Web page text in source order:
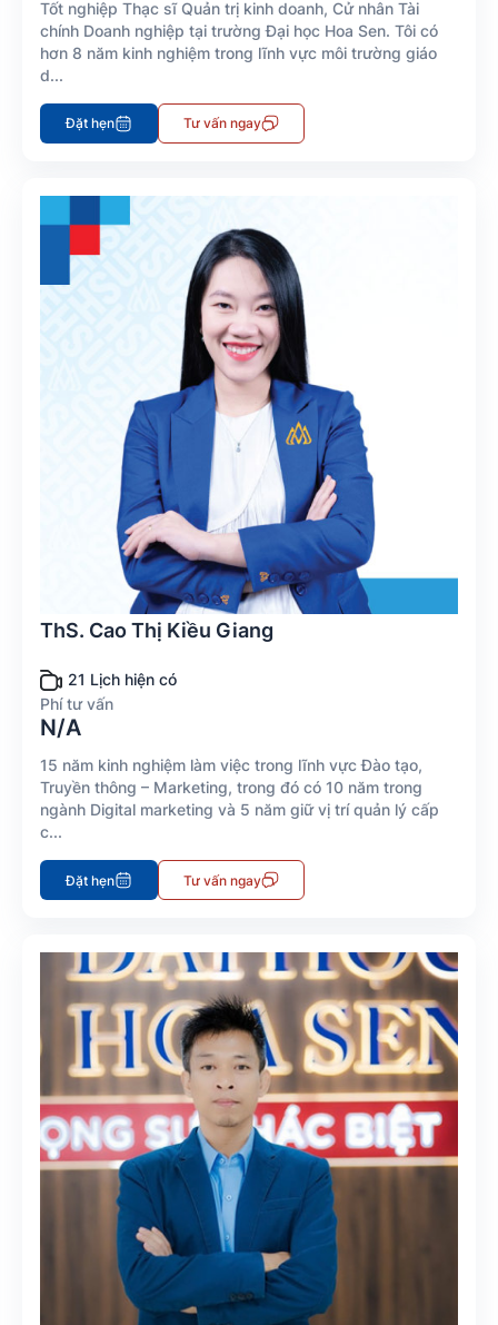
Tốt nghiệp Thạc sĩ Quản trị kinh doanh, Cử nhân Tài
chính Doanh nghiệp tại trường Đại học Hoa Sen. Tôi có
hơn 8 năm kinh nghiệm trong lĩnh vực môi trường giáo
d...
Đặt hẹn Tư vấn ngay
ThS. Cao Thị Kiều Giang
21 Lịch hiện có
Phí tư vấn
N/A
15 năm kinh nghiệm làm việc trong lĩnh vực Đào tạo,
Truyền thông – Marketing, trong đó có 10 năm trong
ngành Digital marketing và 5 năm giữ vị trí quản lý cấp
c...
Đặt hẹn Tư vấn ngay